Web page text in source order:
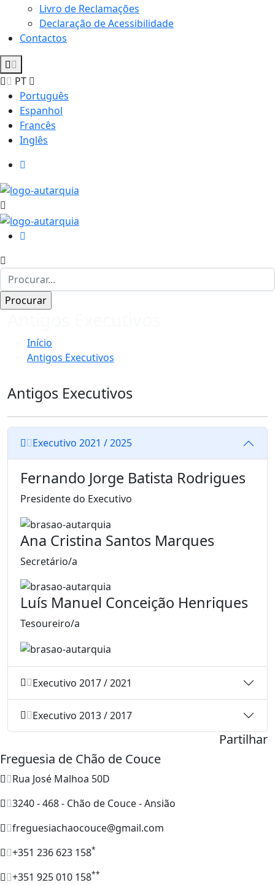
Livro de Reclamações
Declaração de Acessibilidade
Contactos
PT
Português
Espanhol
Francês
Inglês
Início
Antigos Executivos
Antigos Executivos
Executivo 2021 / 2025
Fernando Jorge Batista Rodrigues
Presidente do Executivo
Ana Cristina Santos Marques
Secretário/a
Luís Manuel Conceição Henriques
Tesoureiro/a
Executivo 2017 / 2021
Executivo 2013 / 2017
Partilhar
Freguesia de Chão de Couce
Rua José Malhoa 50D
3240 - 468 - Chão de Couce - Ansião
freguesiachaocouce@gmail.com
+351 236 623 158*
+351 925 010 158**